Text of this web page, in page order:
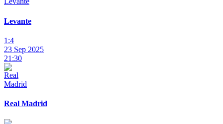
Levante
1:4
23 Sep 2025
21:30
Real Madrid